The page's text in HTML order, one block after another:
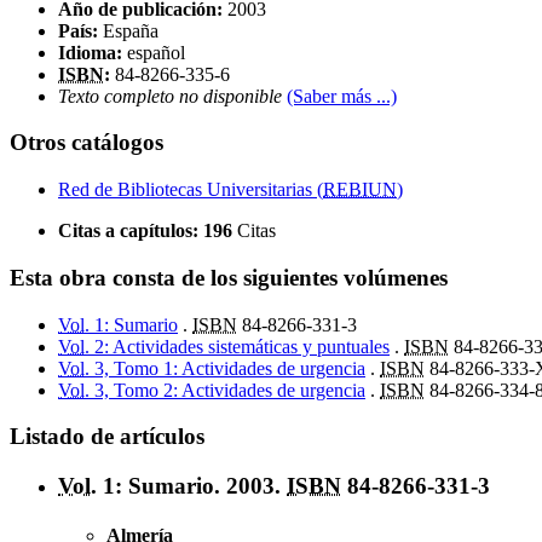
Año de publicación: 2003
País: España
Idioma: español
ISBN: 84-8266-335-6
Texto completo no disponible (Saber más ...)
Otros catálogos
Red de Bibliotecas Universitarias (REBIUN)
Citas a capítulos: 196 Citas
Esta obra consta de los siguientes volúmenes
Vol. 1: Sumario . ISBN 84-8266-331-3
Vol. 2: Actividades sistemáticas y puntuales . ISBN 84-8266-
Vol. 3, Tomo 1: Actividades de urgencia . ISBN 84-8266-333-
Vol. 3, Tomo 2: Actividades de urgencia . ISBN 84-8266-334-
Listado de artículos
Vol. 1: Sumario. 2003. ISBN 84-8266-331-3
Almería